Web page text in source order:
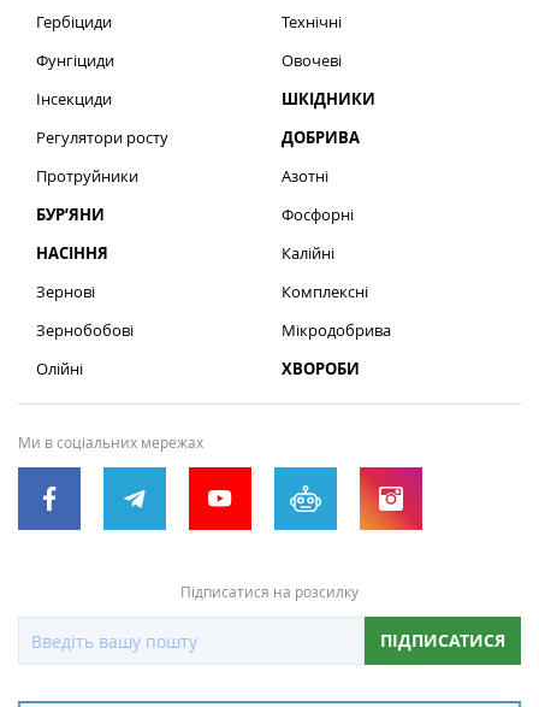
Гербіциди
Фунгіциди
Інсекциди
Регулятори росту
Протруйники
БУР’ЯНИ
НАСІННЯ
Зернові
Зернобобові
Олійні
Технічні
Овочеві
ШКІДНИКИ
ДОБРИВА
Азотні
Фосфорні
Калійні
Комплексні
Мікродобрива
ХВОРОБИ
Ми в соціальних мережах
Підписатися на розсилку
ПІДПИСАТИСЯ